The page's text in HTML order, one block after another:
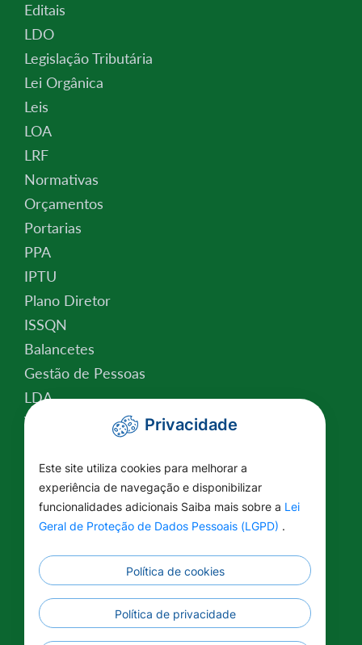
Editais
LDO
Legislação Tributária
Lei Orgânica
Leis
LOA
LRF
Normativas
Orçamentos
Portarias
PPA
IPTU
Plano Diretor
ISSQN
Balancetes
Gestão de Pessoas
LDA
Valor da Terra Nua
Relatório de Atividades
Plano Estratégico Institucional
Lei Federal nº 14.129/2021
Educação
Renuncia Fiscal
Informações Complementares
Privacidade
Este site utiliza cookies para melhorar a
experiência de navegação e disponibilizar
funcionalidades adicionais Saiba mais sobre a Lei
Geral de Proteção de Dados Pessoais (LGPD) .
Política de cookies
Política de privacidade